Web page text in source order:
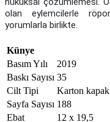
olan eylemcilerle
yorumlarla birlikte.
Künye
Basım Yılı
2019
Baskı Sayısı 35
Cilt Tipi
Karton kapak
Sayfa Sayısı 188
Ebat
12 x 19,5